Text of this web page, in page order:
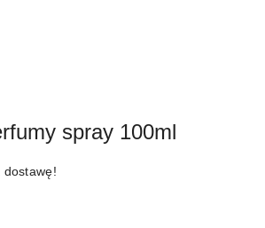
spray 100ml
dostawę!